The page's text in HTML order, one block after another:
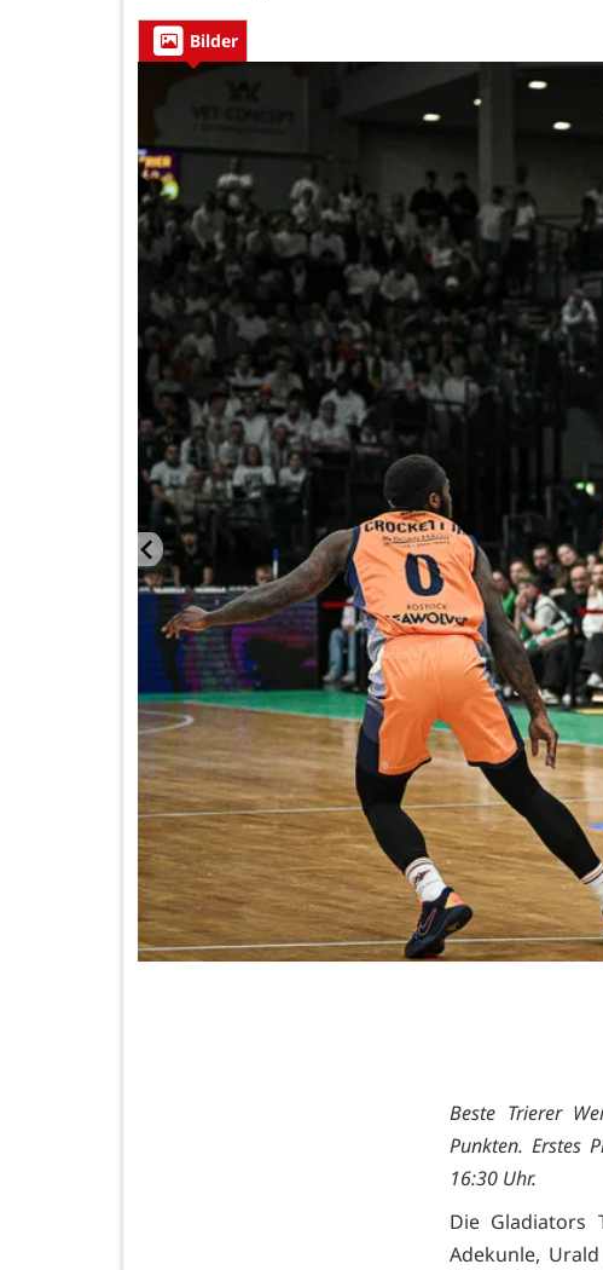
Bilder
Beste Trierer
Punkten. Erstes
16:30 Uhr.
Die Gladiators
Adekunle,